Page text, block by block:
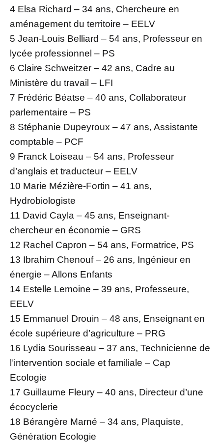
4 Elsa Richard – 34 ans, Chercheure en
aménagement du territoire – EELV
5 Jean-Louis Belliard – 54 ans, Professeur en
lycée professionnel – PS
6 Claire Schweitzer – 42 ans, Cadre au
Ministère du travail – LFI
7 Frédéric Béatse – 40 ans, Collaborateur
parlementaire – PS
8 Stéphanie Dupeyroux – 47 ans, Assistante
comptable – PCF
9 Franck Loiseau – 54 ans, Professeur
d’anglais et traducteur – EELV
10 Marie Mézière-Fortin – 41 ans,
Hydrobiologiste
11 David Cayla – 45 ans, Enseignant-
chercheur en économie – GRS
12 Rachel Capron – 54 ans, Formatrice, PS
13 Ibrahim Chenouf – 26 ans, Ingénieur en
énergie – Allons Enfants
14 Estelle Lemoine – 39 ans, Professeure,
EELV
15 Emmanuel Drouin – 48 ans, Enseignant en
école supérieure d’agriculture – PRG
16 Lydia Sourisseau – 37 ans, Technicienne de
l’intervention sociale et familiale – Cap
Ecologie
17 Guillaume Fleury – 40 ans, Directeur d’une
écocyclerie
18 Bérangère Marné – 34 ans, Plaquiste,
Génération Ecologie